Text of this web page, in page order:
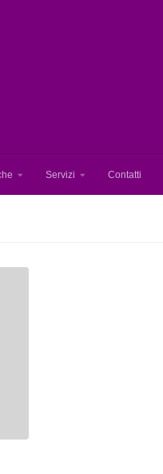
Servizi Contatti